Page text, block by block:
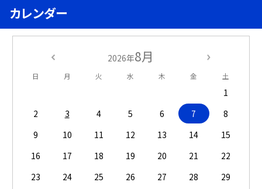
カレンダー
2026年8月
日 月 火 水 木 金 土
1
2
3 4 5 6 7
8
9
10 11 12 13 14
15
16
17 18 19 20 21
22
23
24 25 26 27 28
29